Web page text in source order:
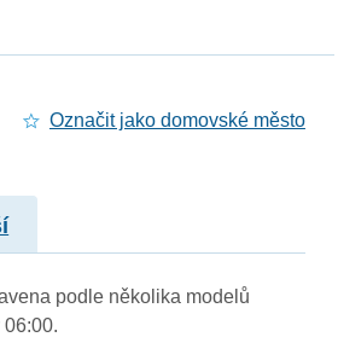
Označit jako domovské město
podle několika modelů